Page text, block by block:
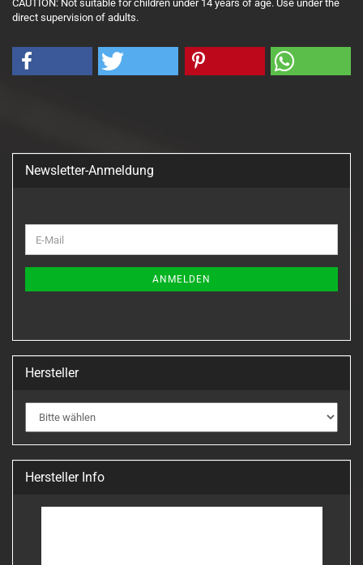
CAUTION: Not suitable for children under 14 years of age. Use under the
direct supervision of adults.
Newsletter-Anmeldung
ZUR
E-
Mail
ANMELDEN
Hersteller
Hersteller Info